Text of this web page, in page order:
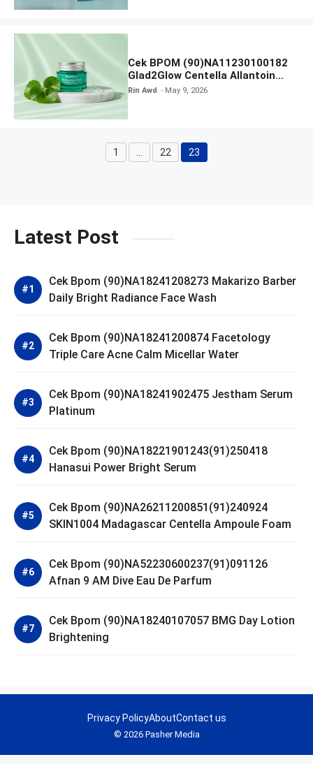
Cek BPOM (90)NA11230100182
Glad2Glow Centella Allantoin
Soothing Gel Moisturizer
Rin Awd May 9, 2026
Page
1 Page
22 Page
23
Latest Post
Cek Bpom (90)NA18241208273 Makarizo Barber
Daily Bright Radiance Face Wash
Cek Bpom (90)NA18241200874 Facetology
Triple Care Acne Calm Micellar Water
Cek Bpom (90)NA18241902475 Jestham Serum
Platinum
Cek Bpom (90)NA18221901243(91)250418
Hanasui Power Bright Serum
Cek Bpom (90)NA26211200851(91)240924
SKIN1004 Madagascar Centella Ampoule Foam
Cek Bpom (90)NA52230600237(91)091126
Afnan 9 AM Dive Eau De Parfum
Cek Bpom (90)NA18240107057 BMG Day Lotion
Brightening
© 2026 Pasher Media
Privacy PolicyAboutContact us